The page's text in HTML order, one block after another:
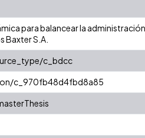
para balancear la
S.A.
c_bdcc
c_970fb48d4fbd8a85